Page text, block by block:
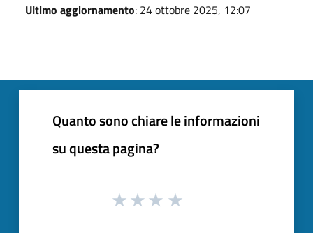
Ultimo aggiornamento: 24 ottobre 2025, 12:07
Quanto sono chiare le informazioni
su questa pagina?